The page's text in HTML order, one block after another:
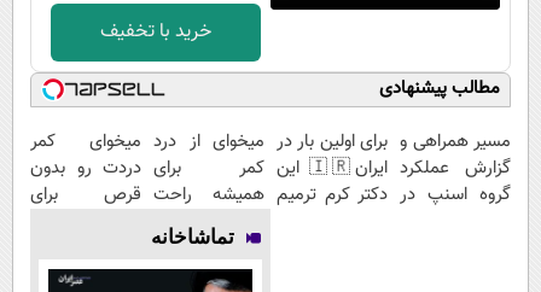
خرید با تخفیف
مطالب پیشنهادی
مسیر همراهی و
گزارش عملکرد
گروه اسنپ در
برای اولین بار در
ایران🇮🇷 این
دکتر کرم ترمیم
میخوای از درد
کمر برای
همیشه راحت
شی؟ 👈
پرسش‌نامه رو
پر کن
میخوای کمر
دردت رو بدون
قرص برای
(◂پرسش‌نامه
تماشاخانه